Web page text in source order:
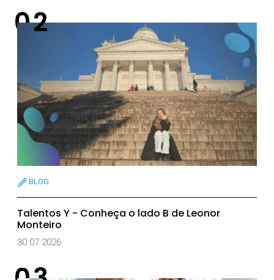
BLOG
Talentos Y - Conheça o lado B de Leonor
Monteiro
30 07 2026